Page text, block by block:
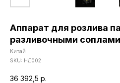
Аппарат для розлива
разливочными соплами
Китай
SKU: НД002
36 392,5 р.